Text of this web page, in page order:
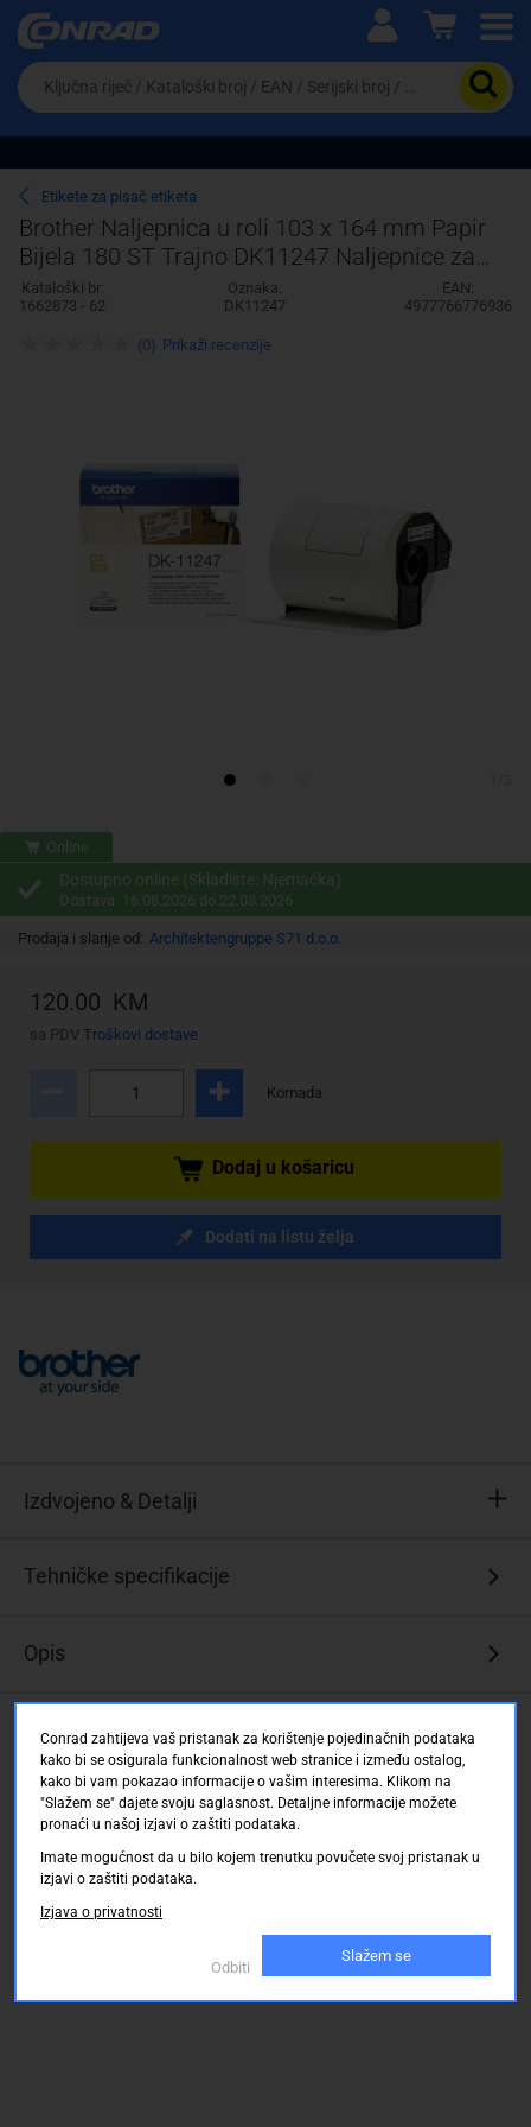
Ova postavka prilagođava asortiman proizvoda i
cijene vašim potrebama.
Pravno lice
Da
biste
potražili
proizvod,
unesite
ključnu
riječ,
kataloški
broj,
EAN
ili
Etikete za pisač etiketa
Brother Naljepnica u roli 103 x 164 mm Papir
Bijela 180 ST Trajno DK11247 Naljepnice za
dostave, Univerzalne naljepnice
Kataloški br:
1662873 - 62
Oznaka:
DK11247
EAN:
4977766776936
Online
Dostupno online (Skladište: Njemačka)
Dostava: 16.08.2026 do 22.08.2026
Prodaja i slanje od: Architektengruppe S71 d.o.o.
120.00 KM
sa PDV Troškovi dostave
Komada
Dodaj u košaricu
Dodati na listu želja
(0) Prikaži recenzije
Izdvojeno & Detalji
Pravi
za
QL-
1100NWB
uređaje
Tehničke specifikacije
Opis
Ocjene kupaca
Conrad zahtijeva vaš pristanak za korištenje pojedinačnih podataka
kako bi se osigurala funkcionalnost web stranice i između ostalog,
kako bi vam pokazao informacije o vašim interesima. Klikom na
"Slažem se" dajete svoju saglasnost. Detaljne informacije možete
pronaći u našoj izjavi o zaštiti podataka.
Imate mogućnost da u bilo kojem trenutku povučete svoj pristanak u
izjavi o zaštiti podataka.
Izjava o privatnosti
Odbiti
Slažem se